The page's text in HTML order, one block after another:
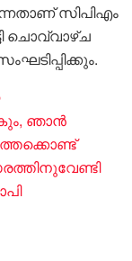
സിപിഎം
ചൊവ്വാഴ്ച
ഞാൻ